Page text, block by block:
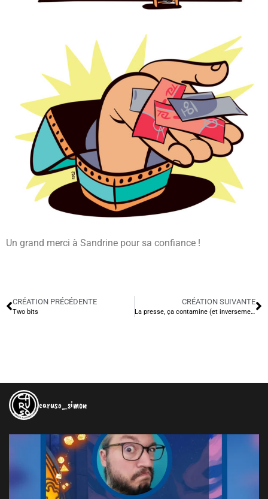
Un grand merci à Sandrine pour sa confiance !
CRÉATION PRÉCÉDENTE
Two bits
CRÉATION SUIVANTE
La presse, ça contamine (et inversement)
caruso_simon